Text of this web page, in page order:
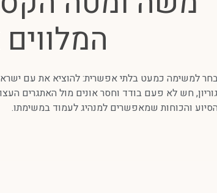
למשימה כמעט בלתי אפשרית: להוציא את עם
חש לא פעם בודד וחסר אונים מול האתגרים
הסיוע והכוחות שמאפשרים למנהיג לעמוד במשימתו.